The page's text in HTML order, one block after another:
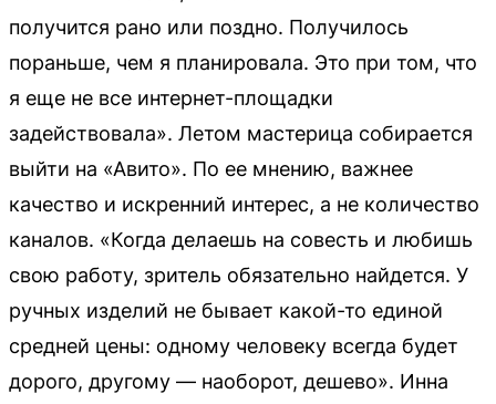
получится рано или поздно. Получилось
пораньше, чем я планировала. Это при том, что
я еще не все интернет-площадки
задействовала». Летом мастерица собирается
выйти на «Авито». По ее мнению, важнее
качество и искренний интерес, а не количество
каналов. «Когда делаешь на совесть и любишь
свою работу, зритель обязательно найдется. У
ручных изделий не бывает какой-то единой
средней цены: одному человеку всегда будет
дорого, другому — наоборот, дешево». Инна